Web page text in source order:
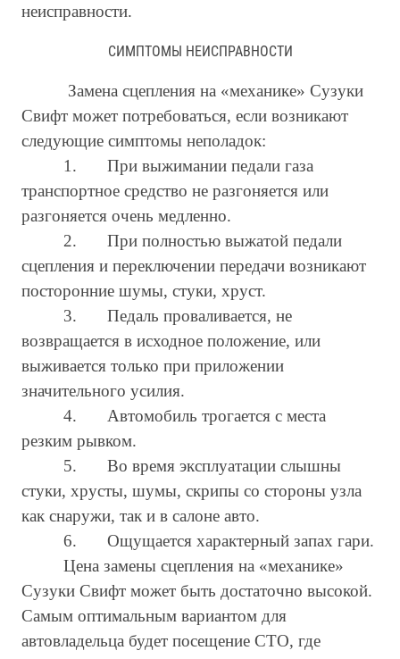
неисправности.
СИМПТОМЫ НЕИСПРАВНОСТИ
Замена сцепления на «механике» Сузуки
Свифт может потребоваться, если возникают
следующие симптомы неполадок:
1.
При выжимании педали газа
транспортное средство не разгоняется или
разгоняется очень медленно.
2.
При полностью выжатой педали
сцепления и переключении передачи возникают
посторонние шумы, стуки, хруст.
3.
Педаль проваливается, не
возвращается в исходное положение, или
выживается только при приложении
значительного усилия.
4.
Автомобиль трогается с места
резким рывком.
5.
Во время эксплуатации слышны
стуки, хрусты, шумы, скрипы со стороны узла
как снаружи, так и в салоне авто.
6.
Ощущается характерный запах гари.
Цена замены сцепления на «механике»
Сузуки Свифт может быть достаточно высокой.
Самым оптимальным вариантом для
автовладельца будет посещение СТО, где